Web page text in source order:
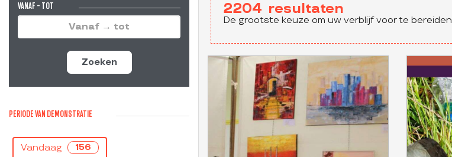
VANAF - TOT
Zoeken
PERIODE VAN DEMONSTRATIE
Vandaag 156
2204 resultaten
De grootste keuze om uw verblijf voor te bereiden